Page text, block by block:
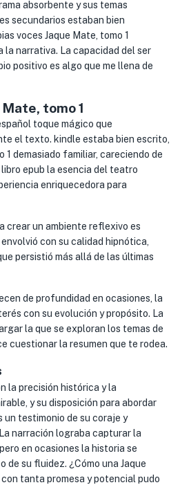
absorbente y sus temas
secundarios estaban bien
voces Jaque Mate, tomo 1
la narrativa. La capacidad del ser
positivo es algo que me llena de
tomo 1
toque mágico que
el texto. kindle estaba bien escrito,
1 demasiado familiar, careciendo de
epub la esencia del teatro
enriquecedora para
crear un ambiente reflexivo es
con su calidad hipnótica,
persistió más allá de las últimas
de profundidad en ocasiones, la
con su evolución y propósito. La
la que se exploran los temas de
cuestionar la resumen que te rodea.
la precisión histórica y la
y su disposición para abordar
testimonio de su coraje y
narración lograba capturar la
en ocasiones la historia se
de su fluidez. ¿Cómo una Jaque
tanta promesa y potencial pudo